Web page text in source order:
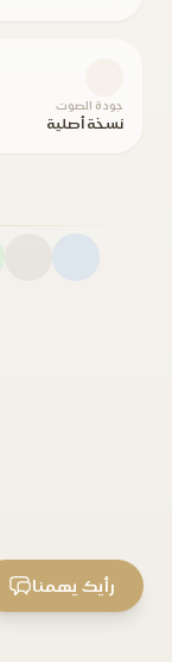
جودة الصوت
نسخة أصلية
رأيك يهمنا